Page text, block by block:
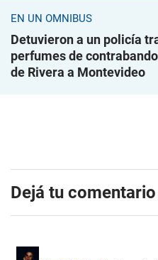
EN UN ÓMNIBUS
Detuvieron a un policía
perfumes de
de Rivera a Montevideo
Dejá tu comentario